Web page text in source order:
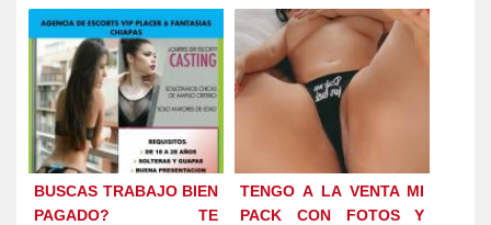
BUSCAS TRABAJO BIEN
PAGADO? TE
TENGO A LA VENTA MI
PACK CON FOTOS Y